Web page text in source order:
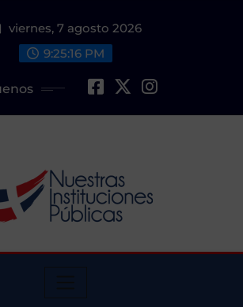
viernes, 7 agosto 2026
9:25:17 PM